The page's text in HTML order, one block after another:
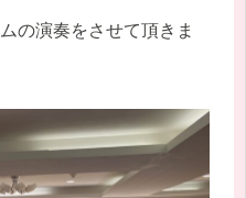
の演奏をさせて頂きま